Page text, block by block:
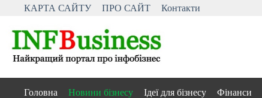
ПерейтиКАРТА САЙТУ ПРО САЙТ Контакти
Головна Новини бізнесу Ідеї для бізнесу Фінанси